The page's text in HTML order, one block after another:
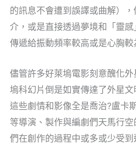
的訊息不會遭到誤譯或曲解）
介，或是直接透過夢境和「靈
傳遞給振動頻率較高或是心胸較
儘管許多好萊塢電影刻意醜化
塢科幻片倒是如實傳達了外星
這些劇情和影像全是喬治?盧卡
等導演、製作與編劇們天馬行
們在創作的過程中或多或少受